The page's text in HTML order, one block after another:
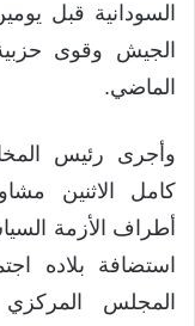
السودانية قبل
الجيش وقوى
الماضي.
وأجرى رئيس
كامل الاثنين
أطراف الأزمة
استضافة بلاده
المجلس المركزي